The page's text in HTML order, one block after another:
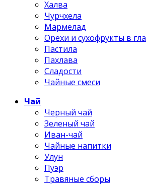
Халва
Чурчхела
Мармелад
Орехи и сухофрукты в
Пастила
Пахлава
Сладости
Чайные смеси
Чай
Черный чай
Зеленый чай
Иван-чай
Чайные напитки
Улун
Пуэр
Травяные сборы